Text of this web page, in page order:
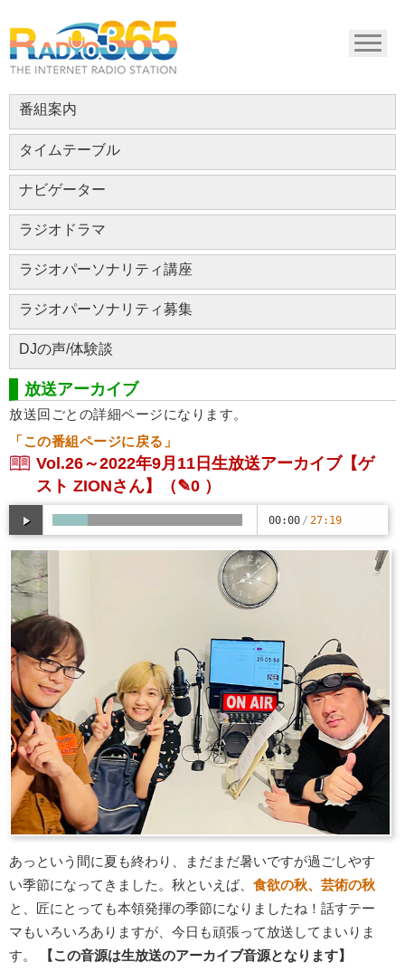
番組案内
タイムテーブル
ナビゲーター
ラジオドラマ
ラジオパーソナリティ講座
ラジオパーソナリティ募集
DJの声/体験談
放送アーカイブ
放送回ごとの詳細ページになります。
「この番組ページに戻る」
Vol.26～2022年9月11日生放送アーカイブ【ゲ
スト ZIONさん】
（✎0 ）
00:00 / 27:19
あっという間に夏も終わり、まだまだ暑いですが過ごしやす
い季節になってきました。秋といえば、 食欲の秋、芸術の秋
と、匠にとっても本領発揮の季節になりましたね！話すテー
マもいろいろありますが、今日も頑張って放送してまいりま
す。
【この音源は生放送のアーカイブ音源となります】